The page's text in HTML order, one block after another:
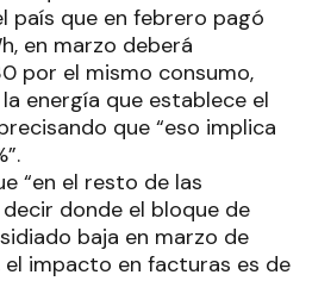
país que en febrero pagó
en marzo deberá
por el mismo consumo,
energía que establece el
que “eso implica
“en el resto de las
donde el bloque de
baja en marzo de
el impacto en facturas es de